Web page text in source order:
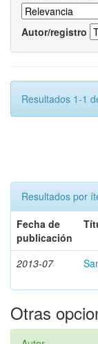
Autor/registro
Resultados 1-1
Resultados por
Fecha de
publicación
2013-07
Otras